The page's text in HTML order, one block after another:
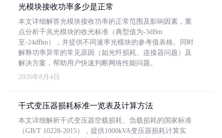
光模块接收功率多少是正常
本文详细解答光模块接收功率的正常范围及影响因素，重
点分析千兆光模块的收光标准（典型值为-3dBm
至-24dBm），并提供不同速率光模块的参考值表格。同时
解释功率异常的常见原因（如光纤损耗、连接器问题）及
解决方案，帮助用户快速判断网络性能问题。
2026年8月4日
干式变压器损耗标准一览表及计算方法
本文详细解析干式变压器空载损耗、负载损耗的国家标准
（GB/T 10228-2015），提供1000kVA变压器损耗计算实